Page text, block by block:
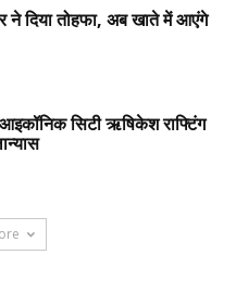
ने दिया तोहफा, अब खाते में आएंगे
सिटी ऋषिकेश राफ्टिंग